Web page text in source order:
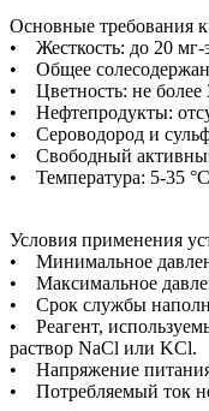
Основные требования
• Жесткость: до 20 мг-
• Общее
• Цветность: не более
• Нефтепродукты:
• Сероводород и
• Свободный
• Температура: 5-35
Условия применения
• Минимальное
• Максимальное
• Срок службы
• Реагент,
раствор NaCl или KCl.
• Напряжение
• Потребляемый ток